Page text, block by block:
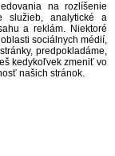
na rozlíšenie
služieb, analytické a
a reklám. Niektoré
sociálnych médií,
predpokladáme,
kedykoľvek zmeniť vo
našich stránok.